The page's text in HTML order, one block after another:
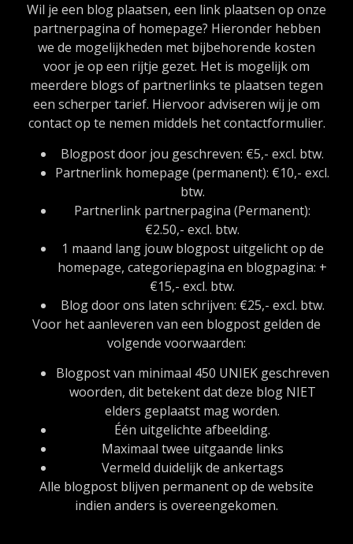
Wil je een blog plaatsen, een link plaatsen op onze
partnerpagina of homepage? Hieronder hebben
we de mogelijkheden met bijbehorende kosten
voor je op een rijtje gezet. Het is mogelijk om
meerdere blogs of partnerlinks te plaatsen tegen
een scherper tarief. Hiervoor adviseren wij je om
contact op te nemen middels het contactformulier.
Blogpost door jou geschreven: €5,- excl. btw.
Partnerlink homepage (permanent): €10,- excl.
btw.
Partnerlink partnerpagina (Permanent):
€2.50,- excl. btw.
1 maand lang jouw blogpost uitgelicht op de
homepage, categoriepagina en blogpagina: +
€15,- excl. btw.
Blog door ons laten schrijven: €25,- excl. btw.
Voor het aanleveren van een blogpost gelden de
volgende voorwaarden:
Blogpost van minimaal 450 UNIEK geschreven
woorden, dit betekent dat deze blog NIET
elders geplaatst mag worden.
Één uitgelichte afbeelding.
Maximaal twee uitgaande links
Vermeld duidelijk de ankertags
Alle blogpost blijven permanent op de website
indien anders is overeengekomen.